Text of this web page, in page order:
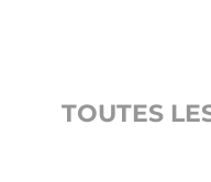
TOUTES